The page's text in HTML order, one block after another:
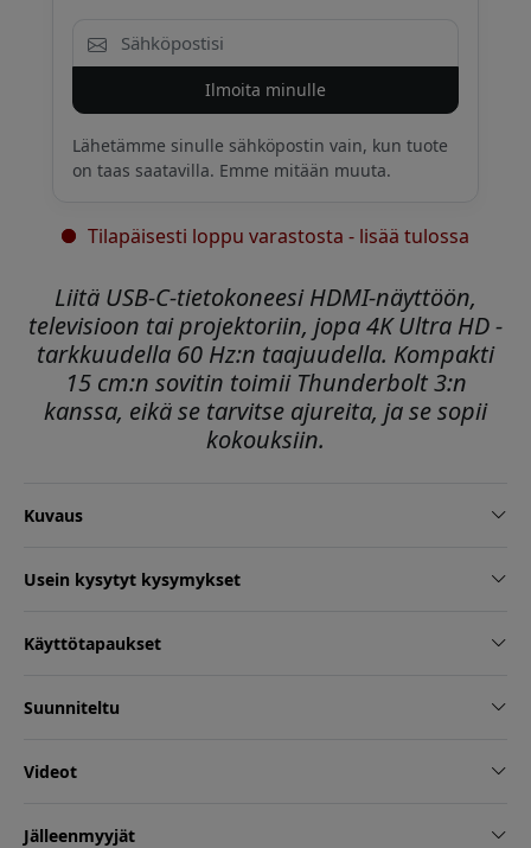
Ilmoita minulle
Lähetämme sinulle sähköpostin vain, kun tuote
on taas saatavilla. Emme mitään muuta.
Tilapäisesti loppu varastosta - lisää tulossa
Liitä USB-C-tietokoneesi HDMI-näyttöön,
televisioon tai projektoriin, jopa 4K Ultra HD -
tarkkuudella 60 Hz:n taajuudella. Kompakti
15 cm:n sovitin toimii Thunderbolt 3:n
kanssa, eikä se tarvitse ajureita, ja se sopii
kokouksiin.
Kuvaus
Usein kysytyt kysymykset
Käyttötapaukset
Suunniteltu
Videot
Jälleenmyyjät